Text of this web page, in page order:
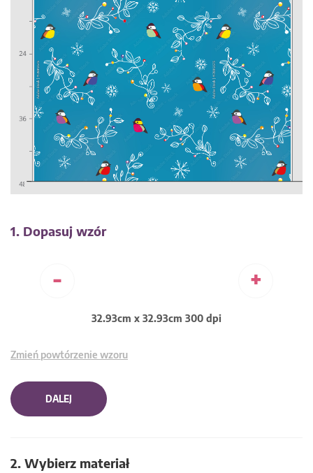
1. Dopasuj wzór
- +
32.93cm x 32.93cm 300 dpi
Zmień powtórzenie wzoru
DALEJ
2. Wybierz materiał